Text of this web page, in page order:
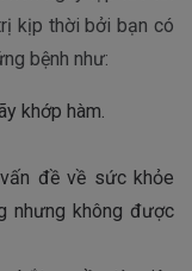
kịp thời bởi bạn có
bệnh như:
khớp hàm.
đề về sức khỏe
nhưng không được